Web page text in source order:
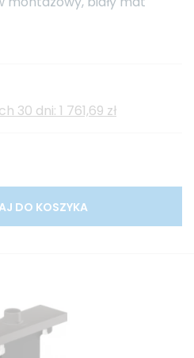
30 dni: 1 761,69 zł
DO KOSZYKA